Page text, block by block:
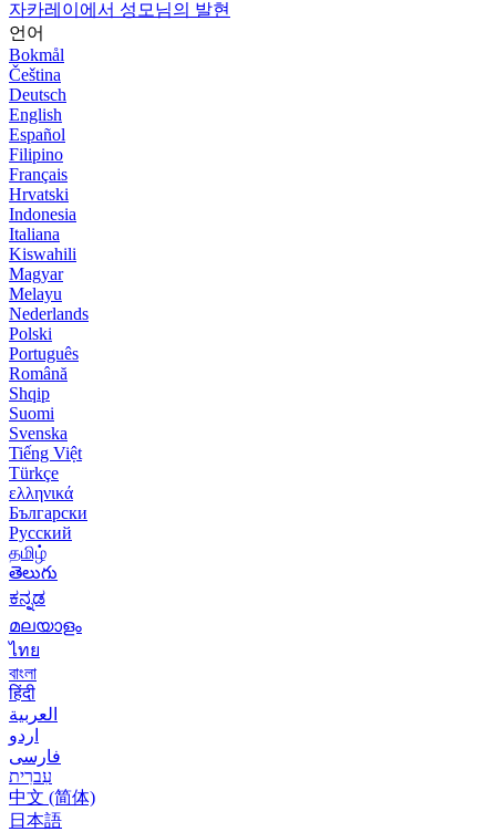
자카레이에서 성모님의 발현
언어
Bokmål
Čeština
Deutsch
English
Español
Filipino
Français
Hrvatski
Indonesia
Italiana
Kiswahili
Magyar
Melayu
Nederlands
Polski
Português
Română
Shqip
Suomi
Svenska
Tiếng Việt
Türkçe
ελληνικά
Български
Русский
தமிழ்
తెలుగు
ಕನ್ನಡ
മലയാളം
ไทย
বাংলা
हिंदी
العربية
اردو
فارسی
עִברִית
中文 (简体)
日本語